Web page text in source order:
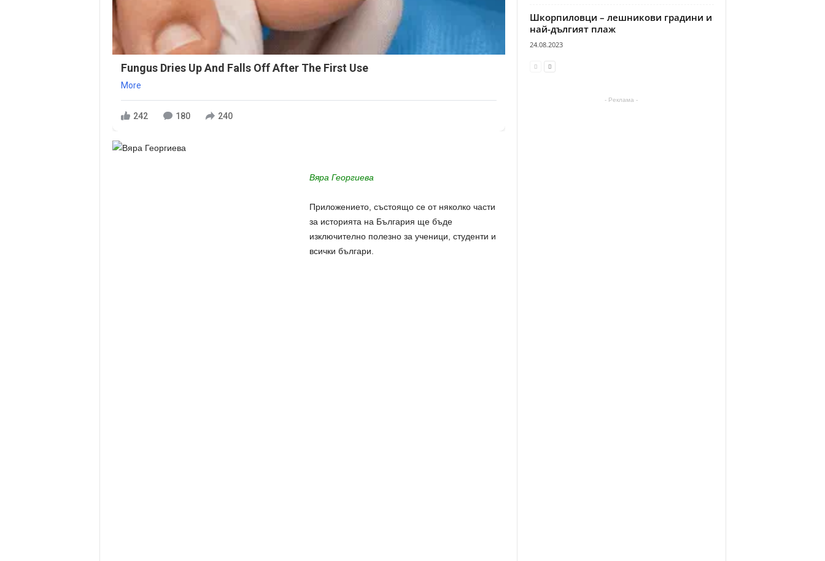
Fungus Dries Up And Falls Off After The First Use
More
242 180 240
Вяра Георгиева
Приложението, състоящо се от няколко части
за историята на България ще бъде
изключително полезно за ученици, студенти и
всички българи.
Шкорпиловци – лешникови градини и
най-дългият плаж
24.08.2023
- Реклама -